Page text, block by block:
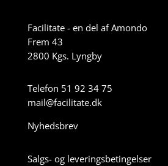
Facilitate - en del af Amondo
Frem 43
2800 Kgs. Lyngby
Telefon 51 92 34 75
mail@facilitate.dk
Nyhedsbrev
Salgs- og leveringsbetingelser